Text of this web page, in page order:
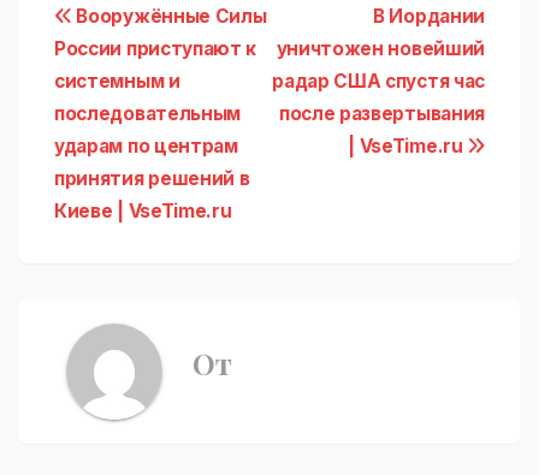
Навигация
по
записям
В Иордании
уничтожен новейший
радар США спустя час
после развертывания
| VseTime.ru
Вооружённые Силы
России приступают к
системным и
последовательным
ударам по центрам
принятия решений в
Киеве | VseTime.ru
От